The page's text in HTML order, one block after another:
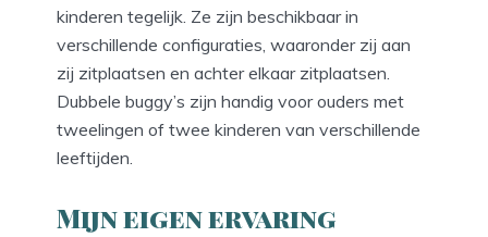
kinderen tegelijk. Ze zijn beschikbaar in
verschillende configuraties, waaronder zij aan
zij zitplaatsen en achter elkaar zitplaatsen.
Dubbele buggy’s zijn handig voor ouders met
tweelingen of twee kinderen van verschillende
leeftijden.
Mijn eigen ervaring